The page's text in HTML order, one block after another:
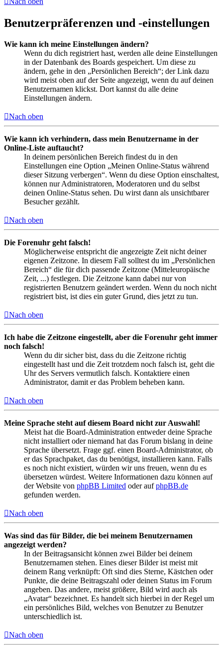
Benutzerpräferenzen und -einstellungen
Wie kann ich meine Einstellungen ändern?
Wenn du dich registriert hast, werden alle deine Einstellungen
in der Datenbank des Boards gespeichert. Um diese zu
ändern, gehe in den „Persönlichen Bereich“; der Link dazu
wird meist oben auf der Seite angezeigt, wenn du auf deinen
Benutzernamen klickst. Dort kannst du alle deine
Einstellungen ändern.
Nach oben
Wie kann ich verhindern, dass mein Benutzername in der
Online-Liste auftaucht?
In deinem persönlichen Bereich findest du in den
Einstellungen eine Option „Meinen Online-Status während
dieser Sitzung verbergen“. Wenn du diese Option einschaltest,
können nur Administratoren, Moderatoren und du selbst
deinen Online-Status sehen. Du wirst dann als unsichtbarer
Besucher gezählt.
Nach oben
Die Forenuhr geht falsch!
Möglicherweise entspricht die angezeigte Zeit nicht deiner
eigenen Zeitzone. In diesem Fall solltest du im „Persönlichen
Bereich“ die für dich passende Zeitzone (Mitteleuropäische
Zeit, ...) festlegen. Die Zeitzone kann dabei nur von
registrierten Benutzern geändert werden. Wenn du noch nicht
registriert bist, ist dies ein guter Grund, dies jetzt zu tun.
Nach oben
Ich habe die Zeitzone eingestellt, aber die Forenuhr geht immer
noch falsch!
Wenn du dir sicher bist, dass du die Zeitzone richtig
eingestellt hast und die Zeit trotzdem noch falsch ist, geht die
Uhr des Servers vermutlich falsch. Kontaktiere einen
Administrator, damit er das Problem beheben kann.
Nach oben
Meine Sprache steht auf diesem Board nicht zur Auswahl!
Meist hat die Board-Administration entweder deine Sprache
nicht installiert oder niemand hat das Forum bislang in deine
Sprache übersetzt. Frage ggf. einen Board-Administrator, ob
er das Sprachpaket, das du benötigst, installieren kann. Falls
es noch nicht existiert, würden wir uns freuen, wenn du es
übersetzen würdest. Weitere Informationen dazu können auf
der Website von phpBB Limited oder aufphpBB.de
gefunden werden.
Nach oben
Was sind das für Bilder, die bei meinem Benutzernamen
angezeigt werden?
In der Beitragsansicht können zwei Bilder bei deinem
Benutzernamen stehen. Eines dieser Bilder ist meist mit
deinem Rang verknüpft: Oft sind dies Sterne, Kästchen oder
Punkte, die deine Beitragszahl oder deinen Status im Forum
angeben. Das andere, meist größere, Bild wird auch als
„Avatar“ bezeichnet. Es handelt sich hierbei in der Regel um
ein persönliches Bild, welches von Benutzer zu Benutzer
unterschiedlich ist.
Nach oben